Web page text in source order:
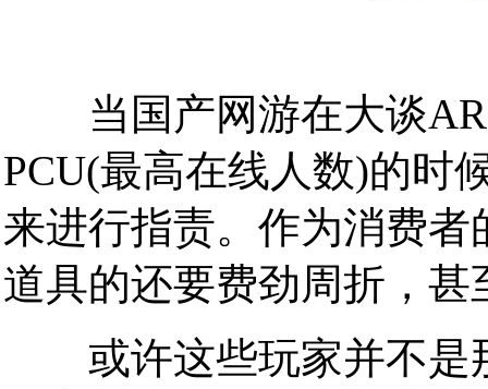
当国产网游在大谈
PCU(最高在线人数)的时
来进行指责。作为消费者
道具的还要费劲周折，甚
或许这些玩家并不是